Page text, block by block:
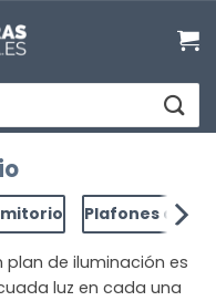
Plafones
plan de iluminación es
luz en cada una